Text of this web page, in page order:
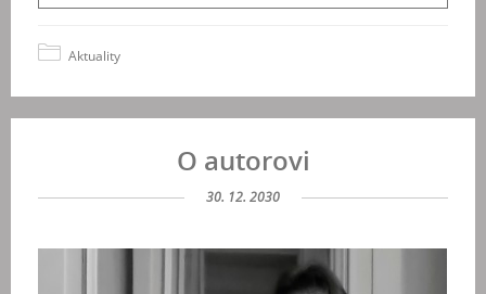
Aktuality
O autorovi
30. 12. 2030